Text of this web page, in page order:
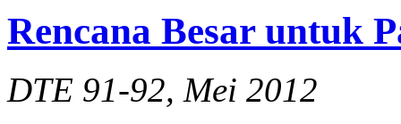
Rencana Besar untuk
DTE 91-92, Mei 2012